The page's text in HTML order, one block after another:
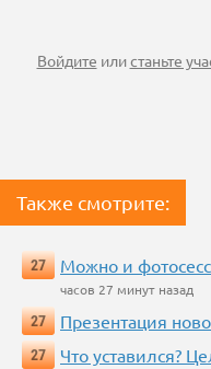
Войдите илистаньте
Также смотрите:
27 Можно и
часов 27 минут назад
27
Презентация
27
Что уставился?